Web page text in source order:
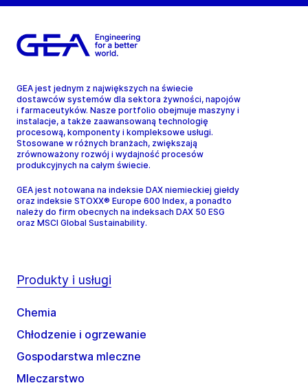
GEA jest jednym z największych na świecie
dostawców systemów dla sektora żywności, napojów
i farmaceutyków. Nasze portfolio obejmuje maszyny i
instalacje, a także zaawansowaną technologię
procesową, komponenty i kompleksowe usługi.
Stosowane w różnych branżach, zwiększają
zrównoważony rozwój i wydajność procesów
produkcyjnych na całym świecie.
GEA jest notowana na indeksie DAX niemieckiej giełdy
oraz indeksie STOXX® Europe 600 Index, a ponadto
należy do firm obecnych na indeksach DAX 50 ESG
oraz MSCI Global Sustainability.
Produkty i usługi
Chemia
Chłodzenie i ogrzewanie
Gospodarstwa mleczne
Mleczarstwo